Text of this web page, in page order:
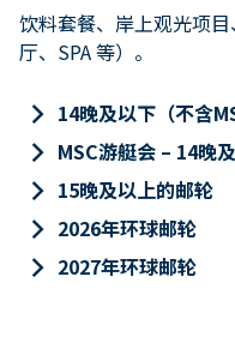
饮料套餐、岸上观光项
厅、SPA 等）。
keyboard_arrow_right 14晚及以下（不含
keyboard_arrow_right MSC游艇会 – 14晚
keyboard_arrow_right 15晚及以上的邮轮
keyboard_arrow_right 2026年环球邮轮
keyboard_arrow_right 2027年环球邮轮